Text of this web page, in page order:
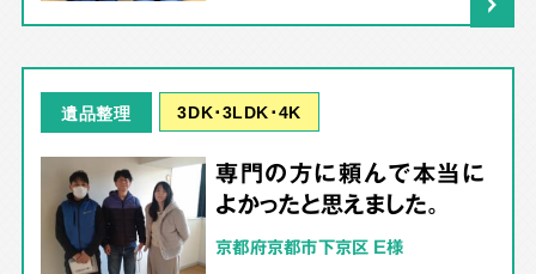
遺品整理 3DK･3LDK･4K
専門の方に頼んで本当に
よかったと思えました。
京都府京都市下京区 E様